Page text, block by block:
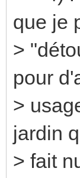
que je
>
pour
>
jardin
> fait